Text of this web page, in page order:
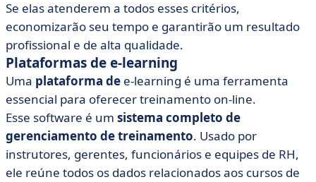
Se elas atenderem a todos esses critérios,
economizarão seu tempo e garantirão um resultado
profissional e de alta qualidade.
Plataformas de e-learning
Uma plataforma de e-learning é uma ferramenta
essencial para oferecer treinamento on-line.
Esse software é um sistema completo de
gerenciamento de treinamento. Usado por
instrutores, gerentes, funcionários e equipes de RH,
ele reúne todos os dados relacionados aos cursos de